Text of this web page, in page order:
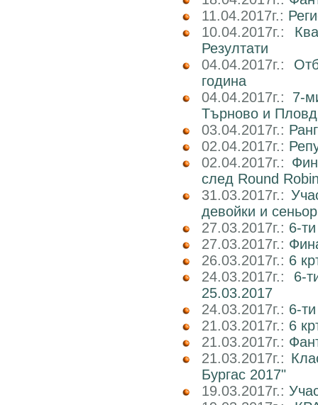
11.04.2017г.:
10.04.2017г.:
Резултати
04.04.2017г.:
година
04.04.2017г.: 7-
Търново и
03.04.2017г.:
02.04.2017г.:
02.04.2017г.:
след Round
31.03.2017г.:
девойки и
27.03.2017г.: 6-
27.03.2017г.:
26.03.2017г.: 6
24.03.2017г.: 6-
25.03.2017
24.03.2017г.: 6-
21.03.2017г.: 6
21.03.2017г.:
21.03.2017г.:
Бургас 2017"
19.03.2017г.: